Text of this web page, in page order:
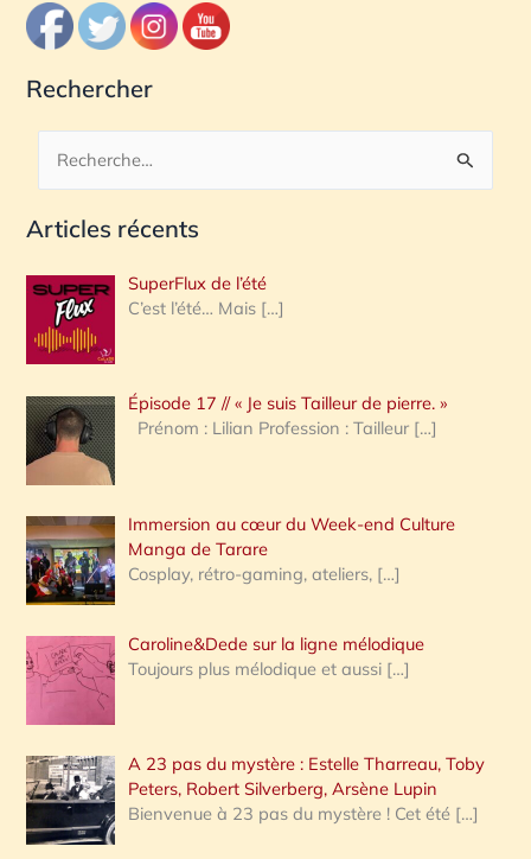
Rechercher
c
e
r
c
h
e
:
Articles récents
SuperFlux de l’été
C’est l’été… Mais […]
Épisode 17 // « Je suis Tailleur de pierre. »
Prénom : Lilian Profession : Tailleur […]
Immersion au cœur du Week-end Culture
Manga de Tarare
Cosplay, rétro-gaming, ateliers, […]
Caroline&Dede sur la ligne mélodique
Toujours plus mélodique et aussi […]
A 23 pas du mystère : Estelle Tharreau, Toby
Peters, Robert Silverberg, Arsène Lupin
Bienvenue à 23 pas du mystère ! Cet été […]